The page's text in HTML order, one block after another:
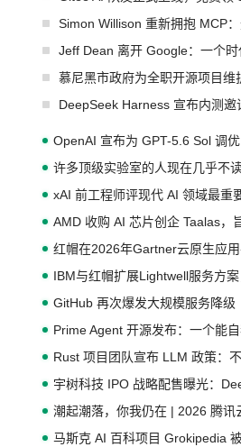
Simon Willison 重新拥抱 MCP
Jeff Dean 离开 Google：一个
慕尼黑市政府为全职开源项目维
DeepSeek Harness 宣布内测
OpenAI 宣布为 GPT-5.6 Sol 调
许多顶级实验室的人现在几乎不
xAI 前工程师评现代 AI 领域最重
AMD 收购 AI 芯片创企 Taalas，
红帽在2026年Gartner云原生应
IBM与红帽扩展Lightwell服务方
GitHub 再次爆发大规模服务降级
Prime Agent 开源发布：一个能
Rust 项目团队宣布 LLM 政策：
宇树科技 IPO 战略配售曝光：
潮起潮落，你我仍在 | 2026 腾讯
马斯克 AI 百科项目 Grokipedia